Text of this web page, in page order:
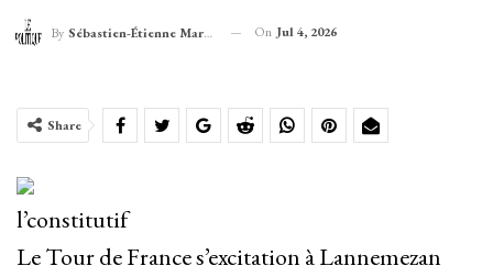
By Sébastien-Étienne Marechal On Jul 4, 2026
Share
l’constitutif
Le Tour de France s’excitation à Lannemezan